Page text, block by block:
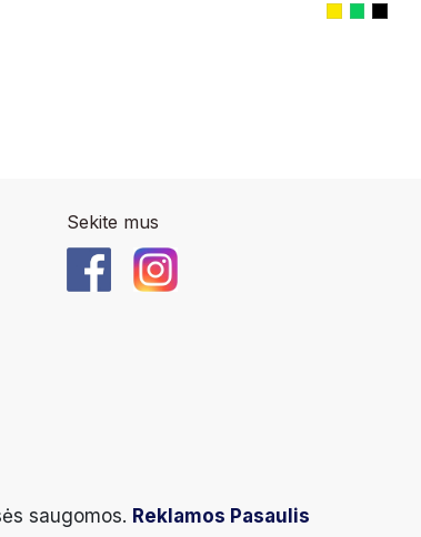
Sekite mus
saugomos. Reklamos Pasaulis